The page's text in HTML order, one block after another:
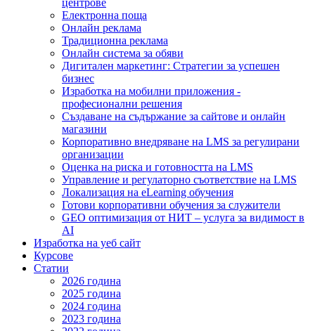
центрове
Електронна поща
Онлайн реклама
Традиционна реклама
Онлайн система за обяви
Дигитален маркетинг: Стратегии за успешен
бизнес
Изработка на мобилни приложения -
професионални решения
Създаване на съдържание за сайтове и онлайн
магазини
Корпоративно внедряване на LMS за регулирани
организации
Оценка на риска и готовността на LMS
Управление и регулаторно съответствие на LMS
Локализация на eLearning обучения
Готови корпоративни обучения за служители
GEO оптимизация от НИТ – услуга за видимост в
AI
Изработка на уеб сайт
Курсове
Статии
2026 година
2025 година
2024 година
2023 година